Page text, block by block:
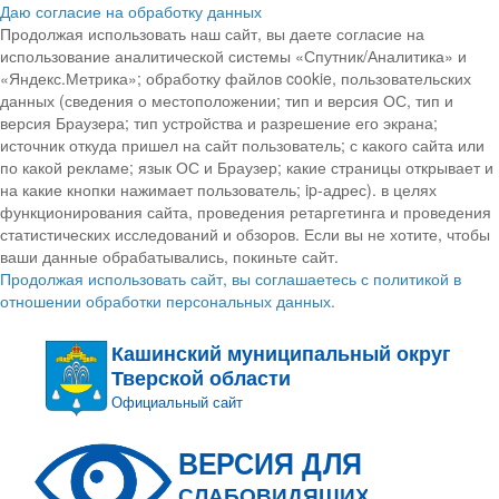
Даю согласие на обработку данных
Продолжая использовать наш сайт, вы даете согласие на
использование аналитической системы «Спутник/Аналитика» и
«Яндекс.Метрика»; обработку файлов cookie, пользовательских
данных (сведения о местоположении; тип и версия ОС, тип и
версия Браузера; тип устройства и разрешение его экрана;
источник откуда пришел на сайт пользователь; с какого сайта или
по какой рекламе; язык ОС и Браузер; какие страницы открывает и
на какие кнопки нажимает пользователь; ip-адрес). в целях
функционирования сайта, проведения ретаргетинга и проведения
статистических исследований и обзоров. Если вы не хотите, чтобы
ваши данные обрабатывались, покиньте сайт.
Продолжая использовать сайт, вы соглашаетесь с политикой в
отношении обработки персональных данных.